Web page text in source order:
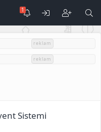
reklam
reklam
Sistemi